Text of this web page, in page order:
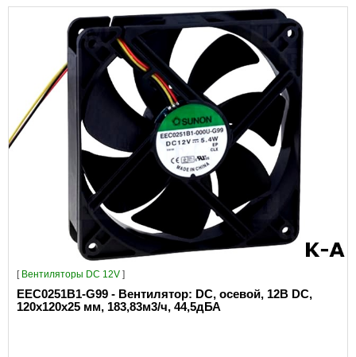
[ Вентиляторы DC 12V ]
EEC0251B1-G99 - Вентилятор: DC, осевой, 12В DC,
120x120x25 мм, 183,83м3/ч, 44,5дБА